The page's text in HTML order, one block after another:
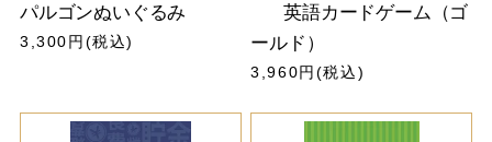
パルゴンぬいぐるみ
3,300円(税込)
英語カードゲーム（ゴ
ールド）
3,960円(税込)